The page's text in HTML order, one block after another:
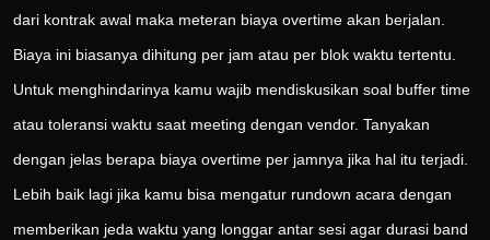
dari kontrak awal maka meteran biaya overtime akan berjalan.
Biaya ini biasanya dihitung per jam atau per blok waktu tertentu.
Untuk menghindarinya kamu wajib mendiskusikan soal buffer time
atau toleransi waktu saat meeting dengan vendor. Tanyakan
dengan jelas berapa biaya overtime per jamnya jika hal itu terjadi.
Lebih baik lagi jika kamu bisa mengatur rundown acara dengan
memberikan jeda waktu yang longgar antar sesi agar durasi band